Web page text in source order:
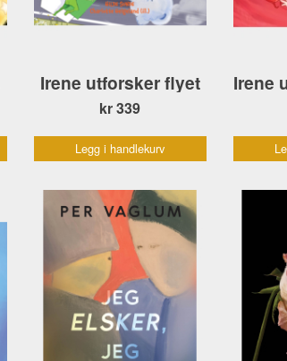
Irene utforsker flyet
kr 339
Legg i handlekurv